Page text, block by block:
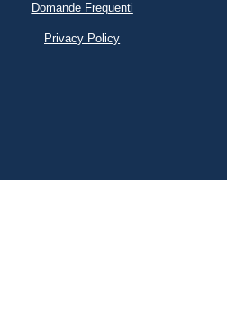
Domande Frequenti
Privacy Policy